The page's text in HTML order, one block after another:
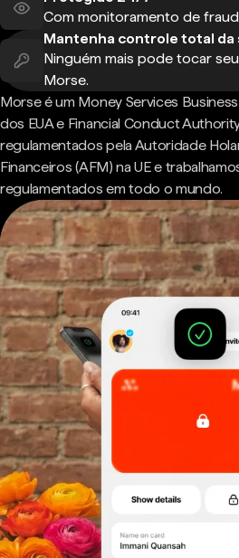
Com monitoramento de
Mantenha controle total da
Ninguém mais pode tocar
Morse.
Morse é um Money Services
dos EUA e Financial Conduct
regulamentados pela Autoridade
Financeiros (AFM) na UE e
regulamentados em todo o mundo.